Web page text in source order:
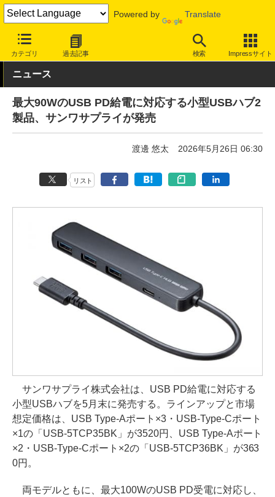
Powered by Translate
カテゴリ 過去記事 検索 Impressサイト
INTERNET Watch ハードウェア
ニュース
最大90WのUSB PD給電に対応する小型USBハブ2
製品、サンワサプライが発売
渡邊 悠太 2026年5月26日 06:30
リスト
サンワサプライ株式会社は、USB PD給電に対応する
小型USBハブを5月末に発売する。ラインアップと市場
想定価格は、USB Type-Aポート×3・USB-Type-Cポート
×1の「USB-5TCP35BK」が3520円、USB Type-Aポート
×2・USB-Type-Cポート×2の「USB-5TCP36BK」が363
0円。
両モデルともに、最大100WのUSB PD受電に対応し、